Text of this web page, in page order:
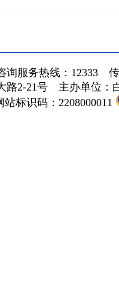
询服务热线：12333 传
路2-21号 主办单位
站标识码：2208000011